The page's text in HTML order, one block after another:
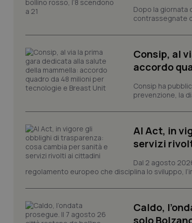
Dopo la giornata
contrassegnate
Consip, al
accordo
Consip ha
prevenzione, la
AI Act, in
servizi
Dal 2 agosto
regolamento europeo che disciplina lo sviluppo,
Caldo,
solo
I cookie
e